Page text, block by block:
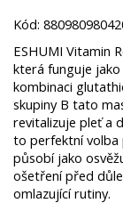
Kód:
ESHUMI Vitamin
která funguje
kombinaci
skupiny B tato
revitalizuje pleť a
to perfektní volba
působí jako
ošetření před
omlazující rutiny.